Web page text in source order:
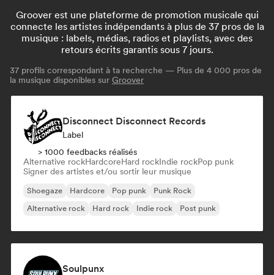
Groover est une plateforme de promotion musicale qui
connecte les artistes indépendants à plus de 37 pros de la
musique : labels, médias, radios et playlists, avec des
retours écrits garantis sous 7 jours.
37 profils correspondant à ta recherche — Plus de 4 000 pros de
la musique disponibles sur Groover
Disconnect Disconnect Records
Label
> 1000 feedbacks réalisés
Alternative rockHardcoreHard rockIndie rockPop punk
Signer des artistes et/ou sortir leur musique
Shoegaze Hardcore Pop punk
Punk Rock
Alternative rock
Hard rock Indie rock Post punk
Soulpunx